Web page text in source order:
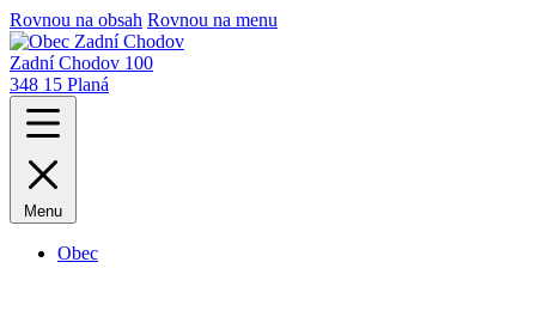
Rovnou na obsah Rovnou na menu
Zadní Chodov 100
348 15 Planá
Menu
Obec